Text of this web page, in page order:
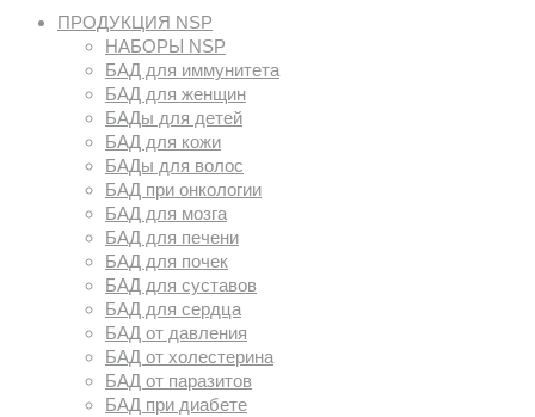
ПРОДУКЦИЯ NSP
НАБОРЫ NSP
БАД для иммунитета
БАД для женщин
БАДы для детей
БАД для кожи
БАДы для волос
БАД при онкологии
БАД для мозга
БАД для печени
БАД для почек
БАД для суставов
БАД для сердца
БАД от давления
БАД от холестерина
БАД от паразитов
БАД при диабете